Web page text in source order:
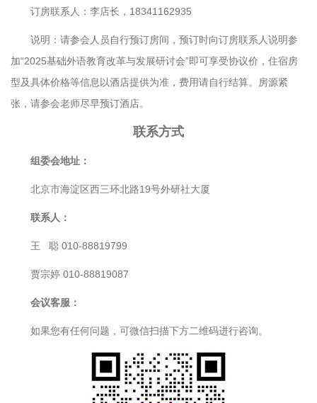
订房联系人：李店长，18341162935
说明：请参会人员自行预订房间，预订时向订房联系人说明参
加“2025基础外语教育改革与发展研讨会”即可享受协议价，住宿房
型及具体价格等信息以酒店提供为准，费用请自行结算。房源紧
张，请参会老师尽早预订酒店。
联系方式
组委会地址：
北京市海淀区西三环北路19号外研社大厦
联系人：
王 聪 010-88819799
贾宗婷 010-88819087
会议客服：
如果您有任何问题，可微信扫描下方二维码进行咨询。